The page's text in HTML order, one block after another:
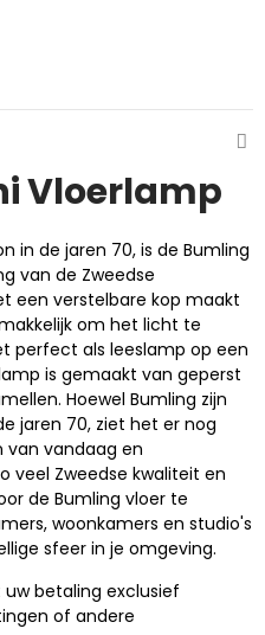
Vloerlamp
in de jaren 70, is de Bumling
van de Zweedse
een verstelbare kop maakt
om het licht te
perfect als leeslamp op een
is gemaakt van geperst
Hoewel Bumling zijn
jaren 70, ziet het er nog
van vandaag en
veel Zweedse kwaliteit en
de Bumling vloer te
woonkamers en studio's
sfeer in je omgeving.
betaling exclusief
of andere